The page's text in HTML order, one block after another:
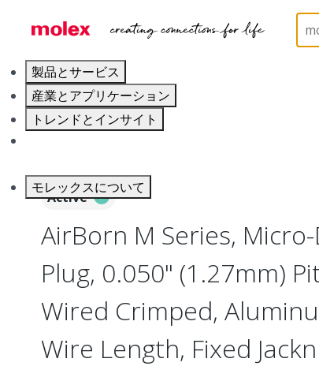
製品とサービス
産業とアプリケーション
トレンドとインサイト
モレックスについて
Active
AirBorn M Series,
Plug, 0.050" (1.27mm)
Wired Crimped,
Wire Length, Fixed